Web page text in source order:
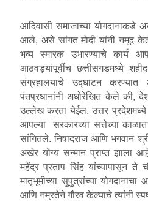
आदिवासी समाजाच्या योगदानाकडे
आले, असे सांगत मोदी यांनी नमूद
भव्य स्मारक उभारण्याचे कार्य
आठवड्यांपूर्वीच छत्तीसगडमध्ये
संग्रहालयाचे उद्घाटन
पंतप्रधानांनी अधोरेखित केले की,
उल्लेख करता येईल. उत्तर प्रदेशमध्ये
आपल्या सरकारच्या सत्तेच्या
सांगितले. निषादराज आणि भगवान
अखेर योग्य सन्मान प्राप्त झाला
महेंद्र प्रताप सिंह यांच्यापासून ते
मातृभूमीच्या सुपुत्रांच्या
आणि नम्रतेने गौरव केल्याचे त्यांनी